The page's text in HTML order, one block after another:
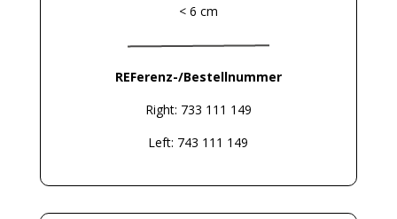
< 6 cm
REFerenz-/Bestellnummer
Right: 733 111 149
Left: 743 111 149